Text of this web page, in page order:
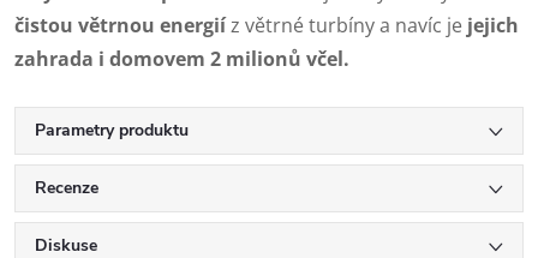
čistou větrnou energiíz větrné turbíny a navíc je jejich
zahrada i domovem 2 milionů včel.
Parametry produktu
Recenze
Diskuse